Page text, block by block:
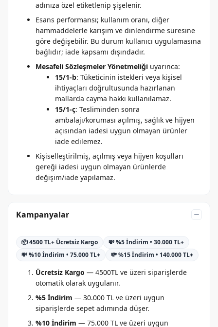
adınıza özel etiketlenip şişelenir.
Esans performansı; kullanım oranı, diğer
hammaddelerle karışım ve dinlendirme süresine
göre değişebilir. Bu durum kullanıcı uygulamasına
bağlıdır; iade kapsamı dışındadır.
Mesafeli Sözleşmeler Yönetmeliği uyarınca:
15/1-b: Tüketicinin istekleri veya kişisel
ihtiyaçları doğrultusunda hazırlanan
mallarda cayma hakkı kullanılamaz.
15/1-ç: Tesliminden sonra
ambalajı/koruması açılmış, sağlık ve hijyen
açısından iadesi uygun olmayan ürünler
iade edilemez.
Kişiselleştirilmiş, açılmış veya hijyen koşulları
gereği iadesi uygun olmayan ürünlerde
değişim/iade yapılamaz.
Kampanyalar
📦 4500 TL+ Ücretsiz Kargo
💸 %5 İndirim • 30.000 TL+
💸 %10 İndirim • 75.000 TL+
💸 %15 İndirim • 140.000 TL+
Ücretsiz Kargo — 4500TL ve üzeri siparişlerde
otomatik olarak uygulanır.
%5 İndirim — 30.000 TL ve üzeri uygun
siparişlerde sepet adımında düşer.
%10 İndirim — 75.000 TL ve üzeri uygun